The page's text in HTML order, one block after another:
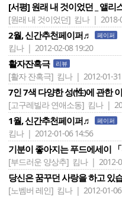
[서평] 원래 내 것이었던 _ 앨리
[원래 내 것이었던] 킴나 | 2018-
2월, 신간추천페이퍼♬ 페이퍼
킴나 | 2012-02-08 19:20
활자잔혹극 리뷰
[활자 잔혹극] 킴나 | 2012-01-
7인 7색 다양한 성(性)에 관한
[고구레빌라 연애소동] 킴나 |
1월, 신간추천페이퍼♬ 페이퍼
킴나 | 2012-01-06 14:56
기분이 좋아지는 푸드에세이
[부드러운 양상추] 킴나 | 2012-
당신은 꿈꾸던 사랑을 하고 있
[노벰버 레인] 킴나 | 2012-01-